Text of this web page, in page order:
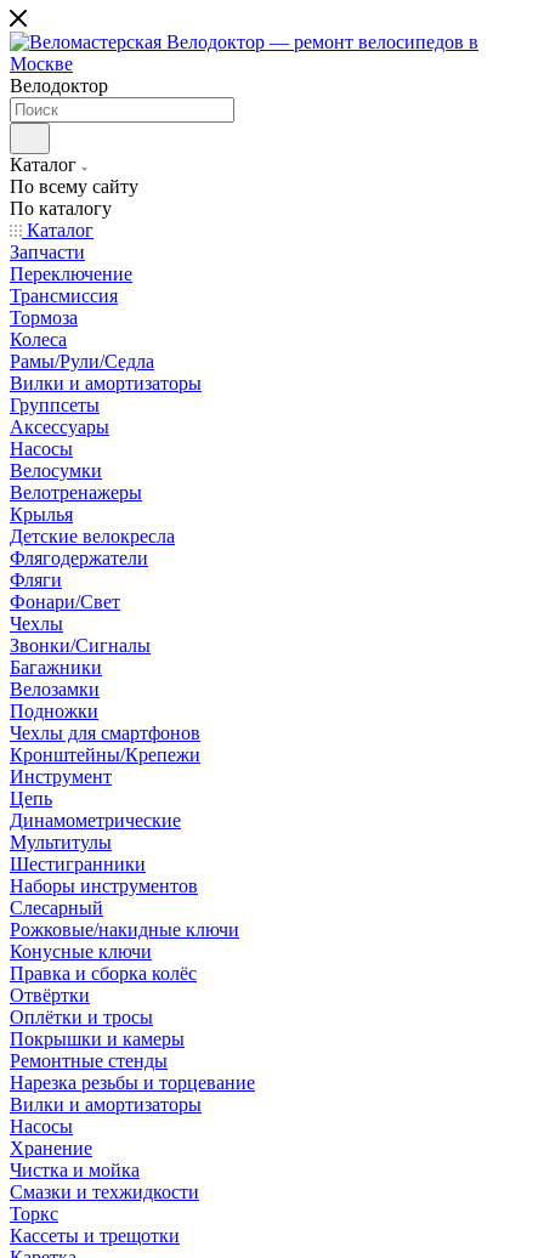
Велодоктор
Каталог
По всему сайту
По каталогу
Каталог
Запчасти
Переключение
Трансмиссия
Тормоза
Колеса
Рамы/Рули/Седла
Вилки и амортизаторы
Группсеты
Аксессуары
Насосы
Велосумки
Велотренажеры
Крылья
Детские велокресла
Флягодержатели
Фляги
Фонари/Свет
Чехлы
Звонки/Сигналы
Багажники
Велозамки
Подножки
Чехлы для смартфонов
Кронштейны/Крепежи
Инструмент
Цепь
Динамометрические
Мультитулы
Шестигранники
Наборы инструментов
Слесарный
Рожковые/накидные ключи
Конусные ключи
Правка и сборка колёс
Отвёртки
Оплётки и тросы
Покрышки и камеры
Ремонтные стенды
Нарезка резьбы и торцевание
Вилки и амортизаторы
Насосы
Хранение
Чистка и мойка
Смазки и техжидкости
Торкс
Кассеты и трещотки